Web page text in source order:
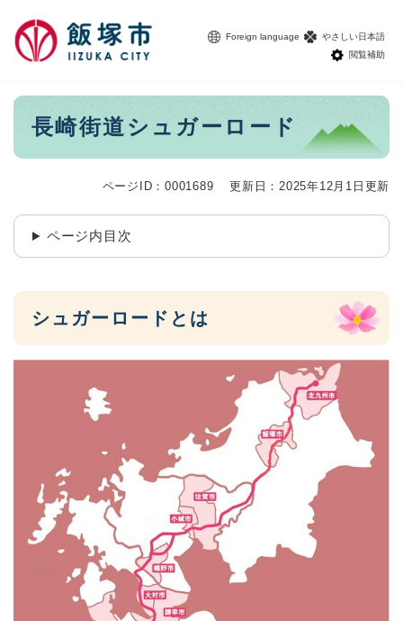
Foreign language
やさしい日本語
閲覧補助
本
長崎街道シュガーロード
ページID：0001689 更新日：2025年12月1日更新
ページ内目次
シュガーロードとは